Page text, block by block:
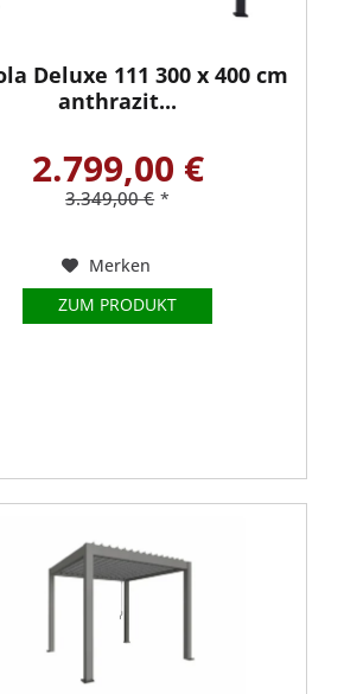
Deluxe 111 300 x 400 cm
anthrazit...
2.799,00 €
3.349,00 € *
Merken
ZUM PRODUKT